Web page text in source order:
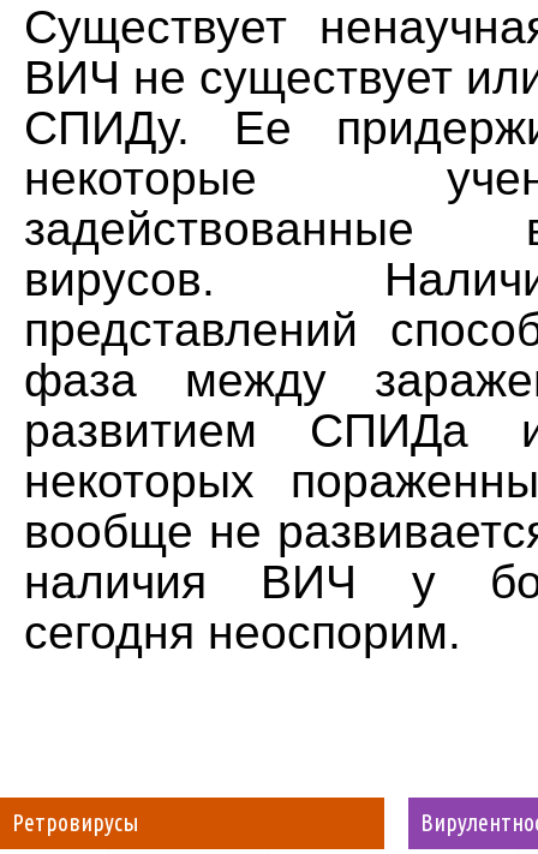
Существует
ВИЧ не существует
СПИДу. Ее
некоторые
вирусов.
представлений
фаза между
развитием
некоторых
вообще не
наличия ВИЧ у
сегодня неоспорим.
Ретровирусы